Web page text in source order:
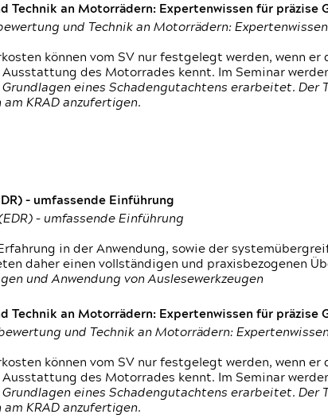
Technik an Motorrädern: Expertenwissen für präzise
und Technik an Motorrädern:
können vom SV nur festgelegt werden, wenn
des Motorrades kennt. Im Seminar
eines Schadengutachtens erarbeitet.
KRAD anzufertigen.
– umfassende Einführung
– umfassende Einführung
in der Anwendung, sowie der
daher einen vollständigen und praxisbezogenen
und Anwendung von Auslesewerkzeugen
Technik an Motorrädern: Expertenwissen für präzise
und Technik an Motorrädern:
können vom SV nur festgelegt werden, wenn
des Motorrades kennt. Im Seminar
eines Schadengutachtens erarbeitet.
KRAD anzufertigen.